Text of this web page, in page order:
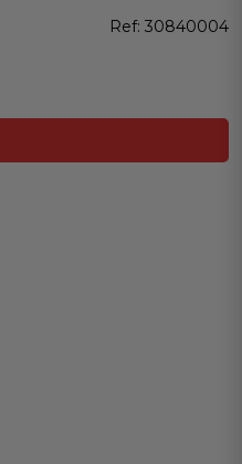
Ref: 30840004